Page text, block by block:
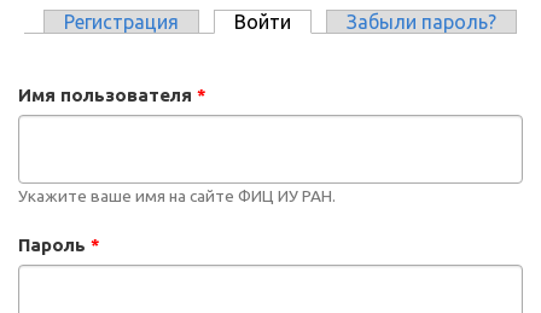
Регистрация Войти (активная вкладка)
Забыли пароль?
Имя пользователя *
Укажите ваше имя на сайте ФИЦ ИУ РАН.
Пароль *